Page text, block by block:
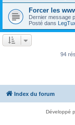
Forcer les
Dernier message
Posté dans
94
Index du forum
Développé